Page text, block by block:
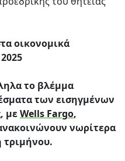
οικονομικά
το βλέμμα
των εισηγμένων
μεWells Fargo,
νωρίτερα
τριμήνου.